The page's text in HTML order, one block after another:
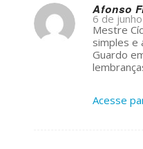
Afonso
s
ays:
6 de
Mestre
simples e
Guardo
Acesse